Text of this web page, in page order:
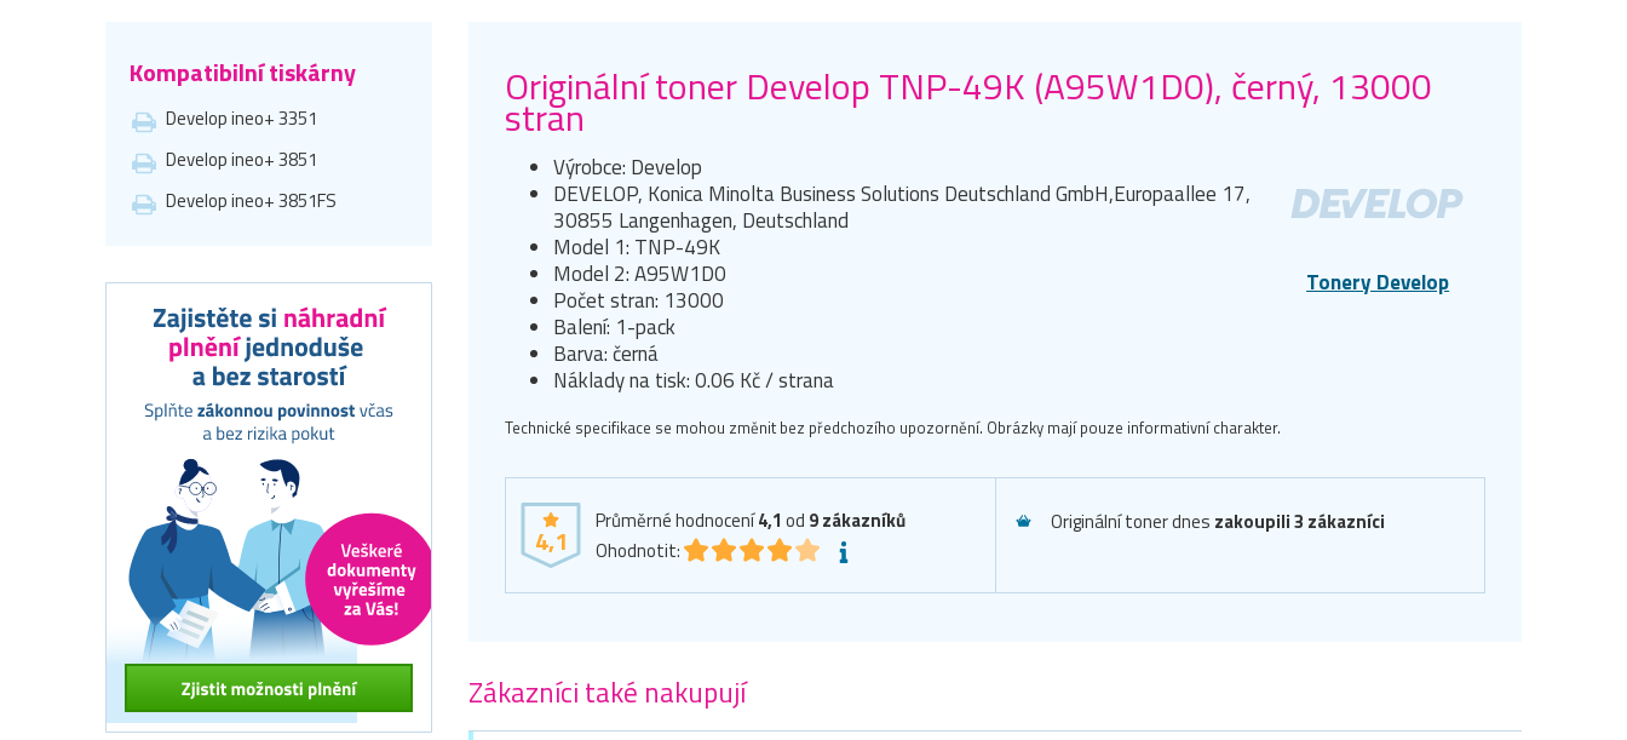
Kompatibilní tiskárny
Develop ineo+ 3351
Develop ineo+ 3851
Develop ineo+ 3851FS
Originální toner Develop TNP-49K (A95W1D0), černý, 13000
stran
Tonery Develop
Výrobce: Develop
DEVELOP, Konica Minolta Business Solutions Deutschland GmbH,Europaallee 17,
30855 Langenhagen, Deutschland
Model 1: TNP-49K
Model 2: A95W1D0
Počet stran: 13000
Balení: 1-pack
Barva: černá
Náklady na tisk: 0.06 Kč / strana
Technické specifikace se mohou změnit bez předchozího upozornění. Obrázky mají pouze informativní charakter.
4,1
Průměrné hodnocení4,1 od 9zákazníků
Ohodnotit:
Originální toner dnes zakoupili 3 zákazníci
Zákazníci také nakupují